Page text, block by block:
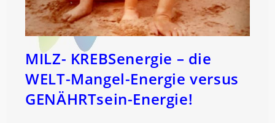
MILZ- KREBSenergie – die
WELT-Mangel-Energie versus
GENÄHRTsein-Energie!